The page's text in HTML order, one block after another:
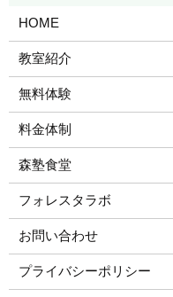
HOME
教室紹介
無料体験
料金体制
森塾食堂
フォレスタラボ
お問い合わせ
プライバシーポリシー